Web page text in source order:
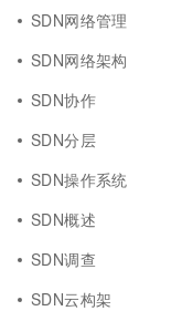
SDN网络管理
SDN网络架构
SDN协作
SDN分层
SDN操作系统
SDN概述
SDN调查
SDN云构架